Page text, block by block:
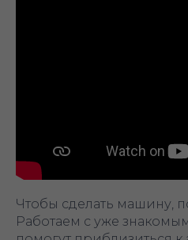
Чтобы сделать машину,
Работаем с уже